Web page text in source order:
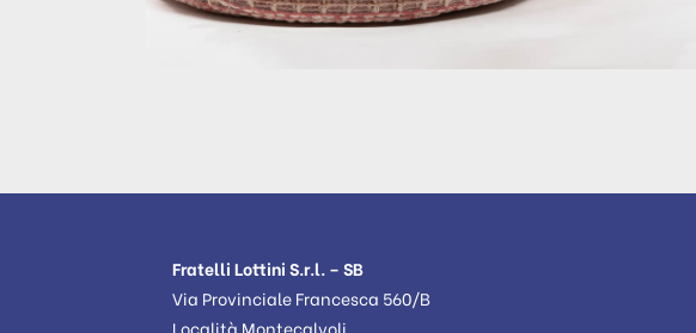
Fratelli Lottini S.r.l. – SB
Via Provinciale Francesca 560/B
Località Montecalvoli